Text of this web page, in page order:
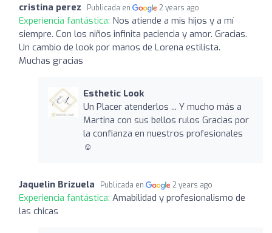
cristina perez Publicada en 2 years ago
Experiencia fantástica: Nos atiende a mis hijos y a mí
siempre. Con los niños infinita paciencia y amor. Gracias.
Un cambio de look por manos de Lorena estilista.
Muchas gracias
Esthetic Look
Un Placer atenderlos ... Y mucho más a
Martina con sus bellos rulos Gracias por
la confianza en nuestros profesionales
☺️
Jaquelin Brizuela Publicada en 2 years ago
Experiencia fantástica: Amabilidad y profesionalismo de
las chicas